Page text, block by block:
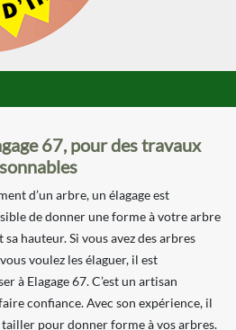
67, pour des travaux
d’un arbre, un élagage est
de donner une forme à votre arbre
hauteur. Si vous avez des arbres
voulez les élaguer, il est
à Elagage 67. C’est un artisan
confiance. Avec son expérience, il
pour donner forme à vos arbres.